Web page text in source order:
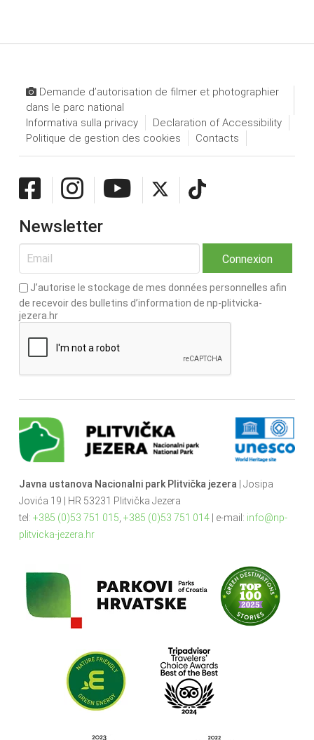
Demande d’autorisation de filmer et photographier
dans le parc national
Informativa sulla privacy
Declaration of Accessibility
Politique de gestion des cookies
Contacts
Newsletter
J’autorise le stockage de mes données personnelles afin
de recevoir des bulletins d’information de np-plitvicka-
jezera.hr
Javna ustanova Nacionalni park Plitvička jezera | Josipa
Jovića 19 | HR 53231 Plitvička Jezera
tel: +385 (0)53 751 015 +385 (0)53 751 014| e-mail: info@np-
plitvicka-jezera.hr